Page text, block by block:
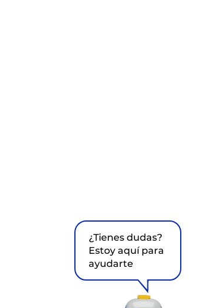
¿Tienes dudas?
Estoy aquí para
ayudarte